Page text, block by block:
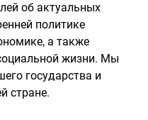
об актуальных
политике
а также
жизни. Мы
государства и
стране.